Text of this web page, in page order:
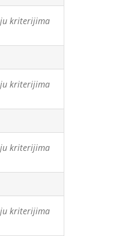
kriterijima
kriterijima
kriterijima
kriterijima